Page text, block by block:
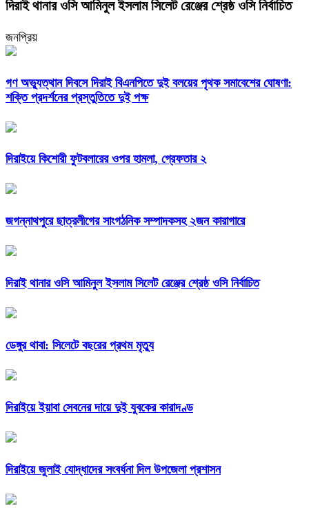
দিরাই থানার ওসি আমিনুল ইসলাম সিলেট রেঞ্জের শ্রেষ্ঠ ওসি নির্বাচিত
জনপ্রিয়
গণ অভ্যুত্থান দিবসে দিরাই বিএনপিতে দুই বলয়ের পৃথক সমাবেশের ঘোষণা:
শক্তি প্রদর্শনের প্রস্তুতিতে দুই পক্ষ
দিরাইয়ে কিশোরী ফুটবলারের ওপর হামলা, গ্রেফতার ২
জগন্নাথপুরে ছাত্রলীগের সাংগঠনিক সম্পাদকসহ ২জন কারাগারে
দিরাই থানার ওসি আমিনুল ইসলাম সিলেট রেঞ্জের শ্রেষ্ঠ ওসি নির্বাচিত
ডেঙ্গুর থাবা: সিলেটে বছরের প্রথম মৃত্যু
দিরাইয়ে ইয়াবা সেবনের দায়ে দুই যুবকের কারাদণ্ড
দিরাইয়ে জুলাই যোদ্ধাদের সংবর্ধনা দিল উপজেলা প্রশাসন